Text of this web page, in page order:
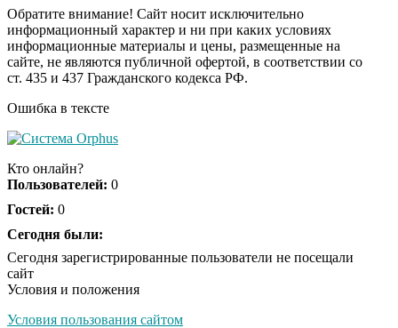
i
Смолов призвал
российских
футболистов покинуть
Ролик из Омска: вы
Королева вагона
оставит равнодушным
Обратите внимание! Сайт носит исключительно
информационный характер и ни при каких условиях
информационные материалы и цены, размещенные на
сайте, не являются публичной офертой, в соответствии со
ст. 435 и 437 Гражданского кодекса РФ.
Ошибка в тексте
Кто онлайн?
Пользователей: 0
Гостей: 0
Сегодня были:
Сегодня зарегистрированные пользователи не посещали
сайт
Условия и положения
Условия пользования сайтом